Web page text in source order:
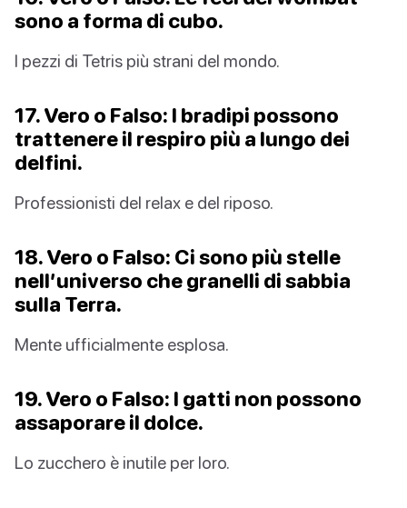
sono a forma di cubo.
I pezzi di Tetris più strani del mondo.
17. Vero o Falso: I bradipi possono
trattenere il respiro più a lungo dei
delfini.
Professionisti del relax e del riposo.
18. Vero o Falso: Ci sono più stelle
nell’universo che granelli di sabbia
sulla Terra.
Mente ufficialmente esplosa.
19. Vero o Falso: I gatti non possono
assaporare il dolce.
Lo zucchero è inutile per loro.